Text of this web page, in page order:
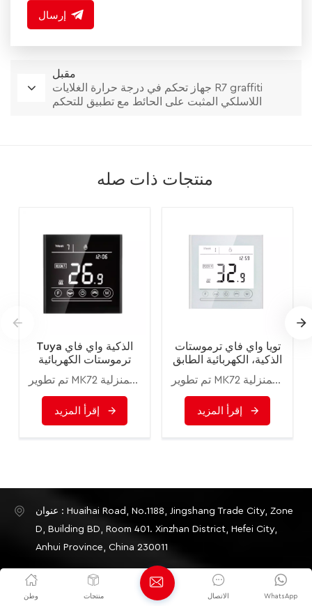
إرسال
مقبل
جهاز تحكم في درجة حرارة الغلايات R7 graffiti
اللاسلكي المثبت على الحائط مع تطبيق للتحكم
منتجات ذات صله
Tuya الذكية واي فاي
ترموستات الكهربائية
المياه / الغاز المرجل
التدفئة الأرضية تحكم عن
بعد
تم تطوير MK72 للتحكم في الأرضية الكهربائية أو تسخين المياه أو نظام غلايات الماء/الغاز. وهي مصممة للاستخدام في العقارات التجارية والصناعية والمدنية والمنزلية.
إقرأ المزيد
تويا واي فاي ترموستات
الذكية، الكهربائية الطابق
التدفئة المياه / الغاز
المرجل تحكم عن بعد
تم تطوير MK72 للتحكم في الأرضية الكهربائية أو تسخين المياه أو نظام غلايات الماء/الغاز. وهي مصممة للاستخدام في العقارات التجارية والصناعية والمدنية والمنزلية.
إقرأ المزيد
عنوان : Huaihai Road, No.1188, Jingshang Trade City, Zone
D, Building BD, Room 401. Xinzhan District, Hefei City,
Anhui Province, China 230011
البريد الإلكتروني : info@minco-heatingcable.com وطن منتجات WhatsApp الاتصال